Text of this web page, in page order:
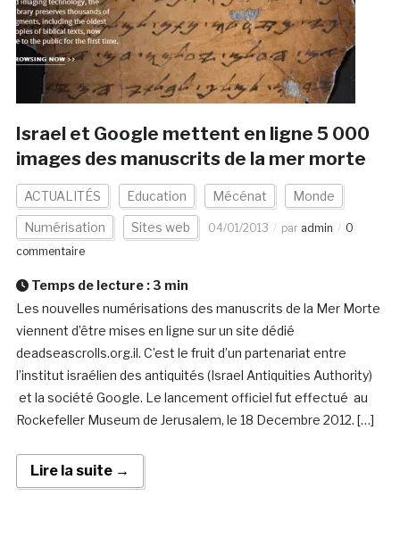
Israel et Google mettent en ligne 5 000
images des manuscrits de la mer morte
ACTUALITÉS Education Mécénat Monde
Numérisation Sites web 04/01/2013 par admin
0
commentaire
Temps de lecture : 3 min
Les nouvelles numérisations des manuscrits de la Mer Morte
viennent d’être mises en ligne sur un site dédié
deadseascrolls.org.il. C’est le fruit d’un partenariat entre
l’institut israélien des antiquités (Israel Antiquities Authority)
et la société Google. Le lancement officiel fut effectué au
Rockefeller Museum de Jerusalem, le 18 Decembre 2012. […]
Lire la suite →